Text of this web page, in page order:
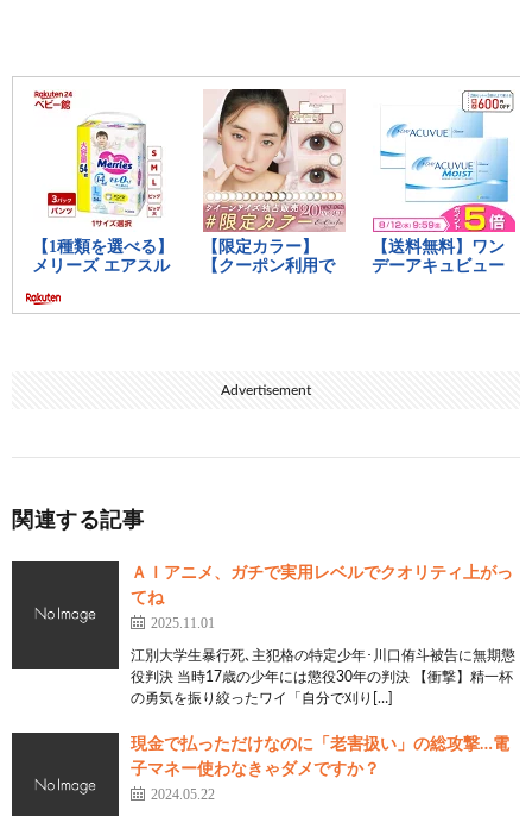
Advertisement
関連する記事
ＡＩアニメ、ガチで実用レベルでクオリティ上がっ
てね
2025.11.01
江別大学生暴行死､主犯格の特定少年･川口侑斗被告に無期懲
役判決 当時17歳の少年には懲役30年の判決 【衝撃】精一杯
の勇気を振り絞ったワイ「自分で刈り[…]
現金で払っただけなのに「老害扱い」の総攻撃…電
子マネー使わなきゃダメですか？
2024.05.22